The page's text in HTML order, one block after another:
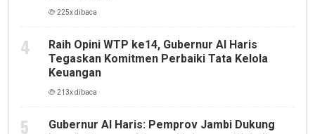
225x dibaca
Raih Opini WTP ke14, Gubernur Al Haris
Tegaskan Komitmen Perbaiki Tata Kelola
Keuangan
213x dibaca
Gubernur Al Haris: Pemprov Jambi Dukung